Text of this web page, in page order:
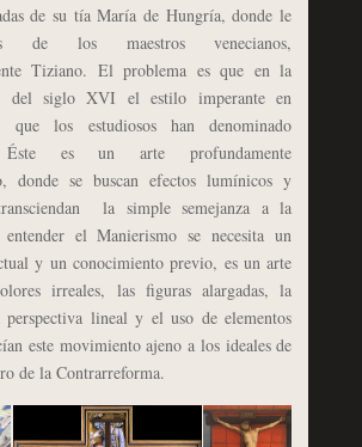
de su tía María de Hungría, donde le
de los maestros venecianos,
Tiziano. El problema es que en la
del siglo XVI el estilo imperante en
los estudiosos han denominado
es un arte profundamente
donde se buscan efectos lumínicos y
la simple semejanza a la
el Manierismo se necesita un
y un conocimiento previo, es un arte
irreales, las figuras alargadas, la
perspectiva lineal y el uso de elementos
este movimiento ajeno a los ideales de
de la Contrarreforma.